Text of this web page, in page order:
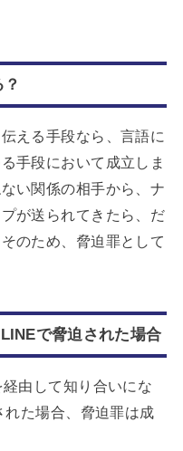
える手段なら、言語に
手段において成立しま
い関係の相手から、ナ
が送られてきたら、だ
のため、脅迫罪として
で脅迫された場合
由して知り合いにな
れた場合、脅迫罪は成